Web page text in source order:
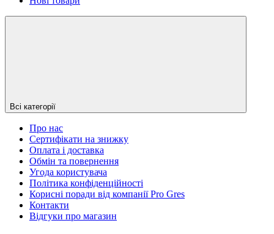
Всі категорії
Про нас
Сертифікати на знижку
Оплата і доставка
Обмін та повернення
Угода користувача
Політика конфіденційності
Корисні поради від компанії Pro Gres
Контакти
Відгуки про магазин